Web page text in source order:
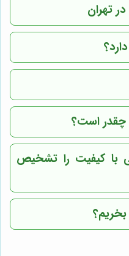
تهران
چقدر است؟
با کیفیت را تشخیص